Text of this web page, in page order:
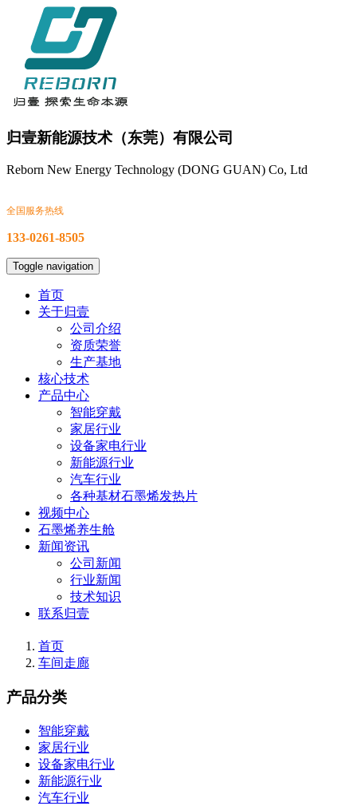
归壹新能源技术（东莞）有限公司
Reborn New Energy Technology (DONG GUAN) Co, Ltd
全国服务热线
133-0261-8505
Toggle navigation
首页
关于归壹
公司介绍
资质荣誉
生产基地
核心技术
产品中心
智能穿戴
家居行业
设备家电行业
新能源行业
汽车行业
各种基材石墨烯发热片
视频中心
石墨烯养生舱
新闻资讯
公司新闻
行业新闻
技术知识
联系归壹
首页
车间走廊
产品分类
智能穿戴
家居行业
设备家电行业
新能源行业
汽车行业